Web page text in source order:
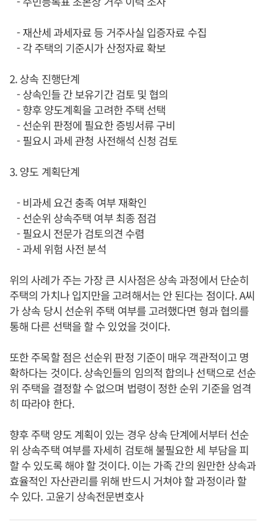
- 재산세 과세자료 등 거주사실 입증자료 수집
- 각 주택의 기준시가 산정자료 확보
2. 상속 진행단계
- 상속인들 간 보유기간 검토 및 협의
- 향후 양도계획을 고려한 주택 선택
- 선순위 판정에 필요한 증빙서류 구비
- 필요시 과세 관청 사전해석 신청 검토
3. 양도 계획단계
- 비과세 요건 충족 여부 재확인
- 선순위 상속주택 여부 최종 점검
- 필요시 전문가 검토의견 수렴
- 과세 위험 사전 분석
위의 사례가 주는 가장 큰 시사점은 상속 과정에서 단순히
주택의 가치나 입지만을 고려해서는 안 된다는 점이다. A씨
가 상속 당시 선순위 주택 여부를 고려했다면 형과 협의를
통해 다른 선택을 할 수 있었을 것이다.
또한 주목할 점은 선순위 판정 기준이 매우 객관적이고 명
확하다는 것이다. 상속인들의 임의적 합의나 선택으로 선순
위 주택을 결정할 수 없으며 법령이 정한 순위 기준을 엄격
히 따라야 한다.
향후 주택 양도 계획이 있는 경우 상속 단계에서부터 선순
위 상속주택 여부를 자세히 검토해 불필요한 세 부담을 피
할 수 있도록 해야 할 것이다. 이는 가족 간의 원만한 상속과
효율적인 자산관리를 위해 반드시 거쳐야 할 과정이라 할
수 있다. 고윤기 상속전문변호사